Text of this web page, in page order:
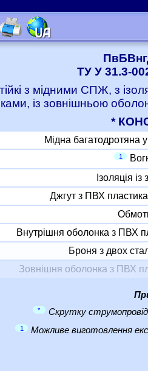
ТУ У 31.3-
з мідними СПЖ, з
із зовнішньою
*
Мідна багатодротяна
1
Ізоляція
Джгут з ПВХ
Внутрішня оболонка з ПВХ
Броня з двох
Зовнішня оболонка з ПВХ
* Скрутку
1 Можливе виготовлення